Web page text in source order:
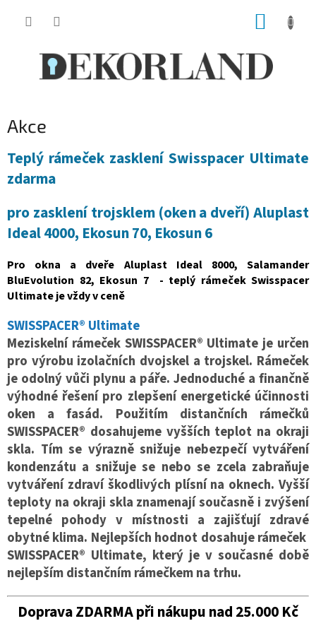
Akce
Teplý rámeček zasklení Swisspacer Ultimate
zdarma
pro zasklení trojsklem (oken a dveří) Aluplast
Ideal 4000, Ekosun 70, Ekosun 6
Pro okna a dveře Aluplast Ideal 8000, Salamander
BluEvolution 82, Ekosun 7 - teplý rámeček Swisspacer
Ultimate je vždy v ceně
SWISSPACER® Ultimate
Meziskelní rámeček SWISSPACER® Ultimate je určen
pro výrobu izolačních dvojskel a trojskel. Rámeček
je odolný vůči plynu a páře. Jednoduché a finančně
výhodné řešení pro zlepšení energetické účinnosti
oken a fasád. Použitím distančních rámečků
SWISSPACER® dosahujeme vyšších teplot na okraji
skla. Tím se výrazně snižuje nebezpečí vytváření
kondenzátu a snižuje se nebo se zcela zabraňuje
vytváření zdraví škodlivých plísní na oknech. Vyšší
teploty na okraji skla znamenají současně i zvýšení
tepelné pohody v místnosti a zajišťují zdravé
obytné klima. Nejlepších hodnot dosahuje rámeček
SWISSPACER® Ultimate, který je v současné době
nejlepším distančním rámečkem na trhu.
Doprava ZDARMA při nákupu nad 25.000 Kč